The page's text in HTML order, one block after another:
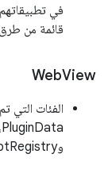
في
قائمة من
WebView
وUrlInterceptRegistry.